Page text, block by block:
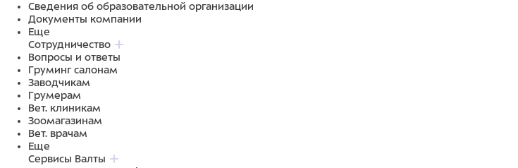
Сведения об образовательной организации
Документы компании
Еще
Сотрудничество
Вопросы и ответы
Груминг салонам
Заводчикам
Грумерам
Вет. клиникам
Зоомагазинам
Вет. врачам
Еще
Сервисы Валты